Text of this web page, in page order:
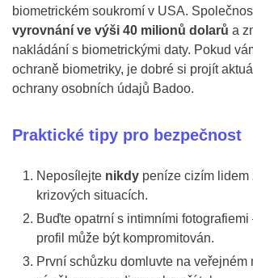
biometrickém soukromí v USA.
vyrovnání ve výši 40 milionů dolarů a
nakládání s biometrickými daty. Pokud
ochraně biometriky, je dobré si projít
ochrany osobních údajů Badoo.
Praktické tipy pro bezpečnost
Neposílejte nikdy peníze cizím
krizových situacích.
Buďte opatrní s intimními
profil může být kompromitován.
První schůzku domluvte na veřejném